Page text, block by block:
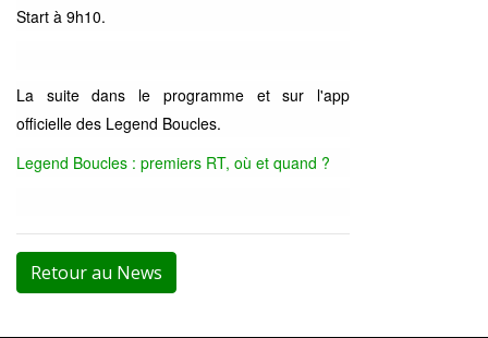
Start à 9h10.
La suite dans le programme et sur l'app
officielle des Legend Boucles.
Legend Boucles : premiers RT, où et quand ?
Retour au News